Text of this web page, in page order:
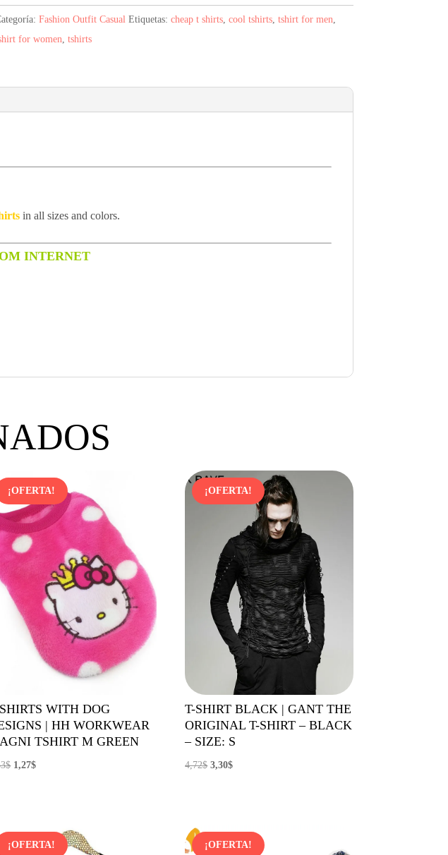
15,30$.8,26$.
Fashion Outfit Casual Etiquetas: cheap t shirts, cool tshirts, tshirt for men
for women tshirts
in all sizes and colors.
INTERNET
¡OFERTA!
WITH DOG
| HH WORKWEAR
TSHIRT M GREEN
$ El
1,27$El
1,27$.
¡OFERTA!
T-SHIRT BLACK | GANT THE
ORIGINAL T-SHIRT – BLACK
– SIZE: S
4,72$ El
3,30$El
3,30$.
¡OFERTA! ¡OFERTA!